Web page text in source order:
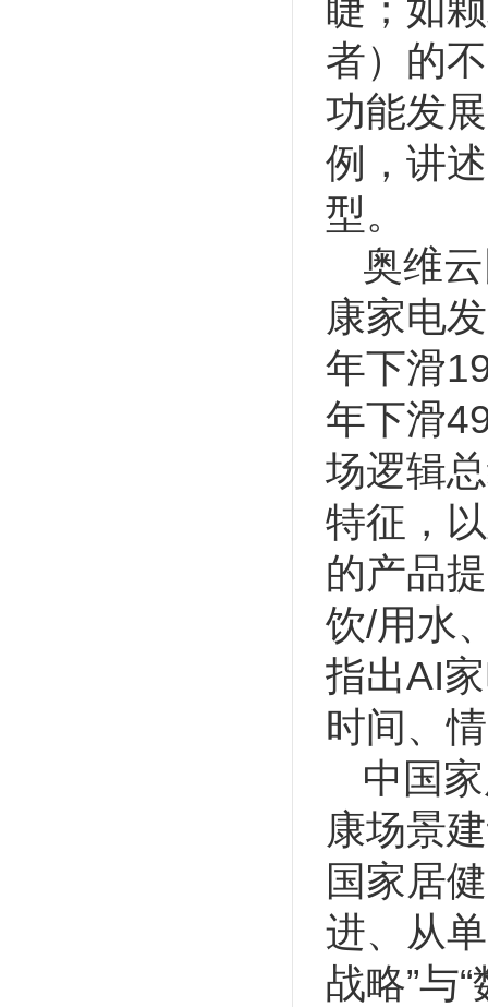
者）的
功能发
例，讲
型。
奥维
康家电
年下滑
年下滑
场逻辑
特征，
的产品
饮/用水
指出AI
时间、
中国
康场景
国家居
进、从
战略”与